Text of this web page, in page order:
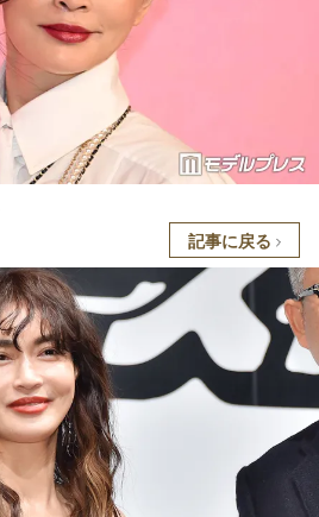
記事に戻る